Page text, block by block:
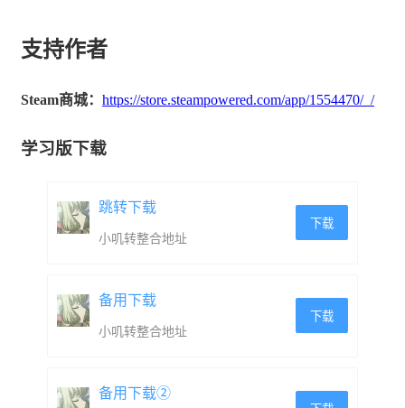
动，在交谈中与大家打成一片。
别忘了看看手机，随着你在岛上的探索，手机里的内容也
每到夜晚，大家都会齐聚一堂，开展紧张刺激的活动，记
在自由探索过程中，你还会遭遇一些意想不到的小任务，
完成他们能让你得到更多龙的好感！
支持作者
Steam商城： https://store.steampowered.com/app/1554470/_/
学习版下载
跳转下载
小叽转整合地址
下载
备用下载
小叽转整合地址
下载
备用下载②